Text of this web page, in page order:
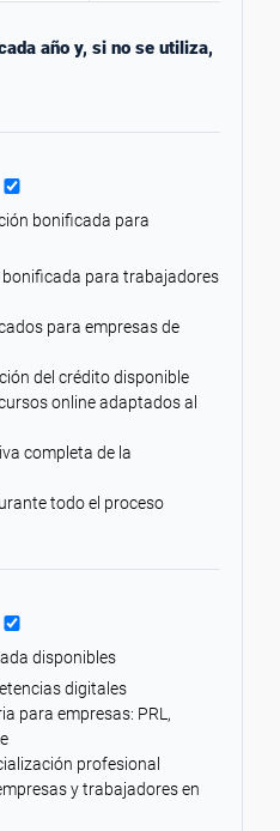
año y, si no se utiliza,
bonificada para
para trabajadores
para empresas de
del crédito disponible
online adaptados al
completa de la
todo el proceso
disponibles
digitales
para empresas: PRL,
profesional
y trabajadores en